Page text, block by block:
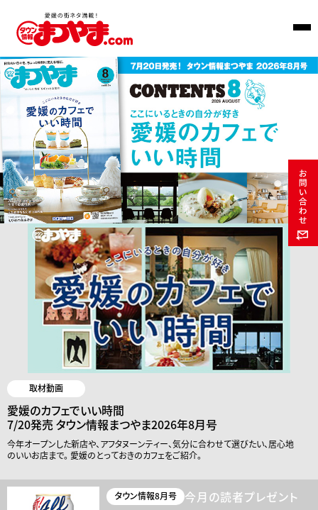
取材動画
愛媛のカフェでいい時間
7/20発売 タウン情報まつやま2026年8月号
今年オープンした新店や、アフタヌーンティー、気分に合わせて選びたい、居心地
のいいお店まで。 愛媛のとっておきのカフェをご紹介。
タウン情報8月号 今月の読者プレゼント